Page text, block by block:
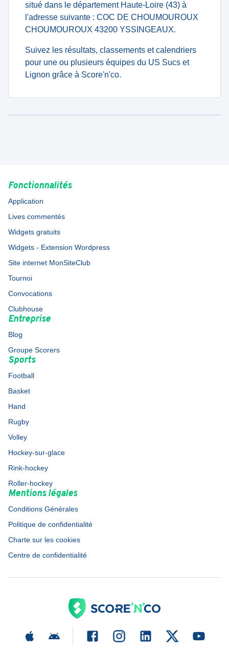
situé dans le département Haute-Loire (43) à
l'adresse suivante : COC DE CHOUMOUROUX
CHOUMOUROUX 43200 YSSINGEAUX.
Suivez les résultats, classements et calendriers
pour une ou plusieurs équipes du US Sucs et
Lignon grâce à Score'n'co.
Fonctionnalités
Application
Lives commentés
Widgets gratuits
Widgets - Extension Wordpress
Site internet MonSiteClub
Tournoi
Convocations
Clubhouse
Entreprise
Blog
Groupe Scorers
Sports
Football
Basket
Hand
Rugby
Volley
Hockey-sur-glace
Rink-hockey
Roller-hockey
Mentions légales
Conditions Générales
Politique de confidentialité
Charte sur les cookies
Centre de confidentialité